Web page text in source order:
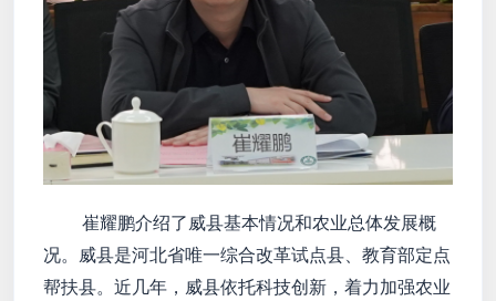
崔耀鹏介绍了威县基本情况和农业总体发展概
况。威县是河北省唯一综合改革试点县、教育部定点
帮扶县。近几年，威县依托科技创新，着力加强农业